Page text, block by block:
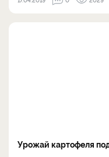
Урожай картофеля